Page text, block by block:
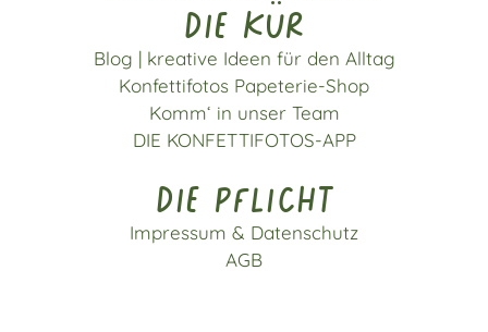
die kür
Blog | kreative Ideen für den Alltag
Konfettifotos Papeterie-Shop
Komm‘ in unser Team
DIE KONFETTIFOTOS-APP
die pflicht
Impressum & Datenschutz
AGB